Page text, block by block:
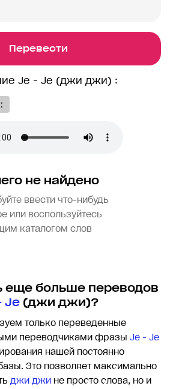
Перевести
Je - Je (джи джи) :
не найдено
ввести что-нибудь
или воспользуйтесь
каталогом слов
еще больше переводов
Je(джи джи)?
только переведенные
переводчиками фразы Je - Je
нашей постоянно
Это позволяет максимально
джи джи не просто слова, но и